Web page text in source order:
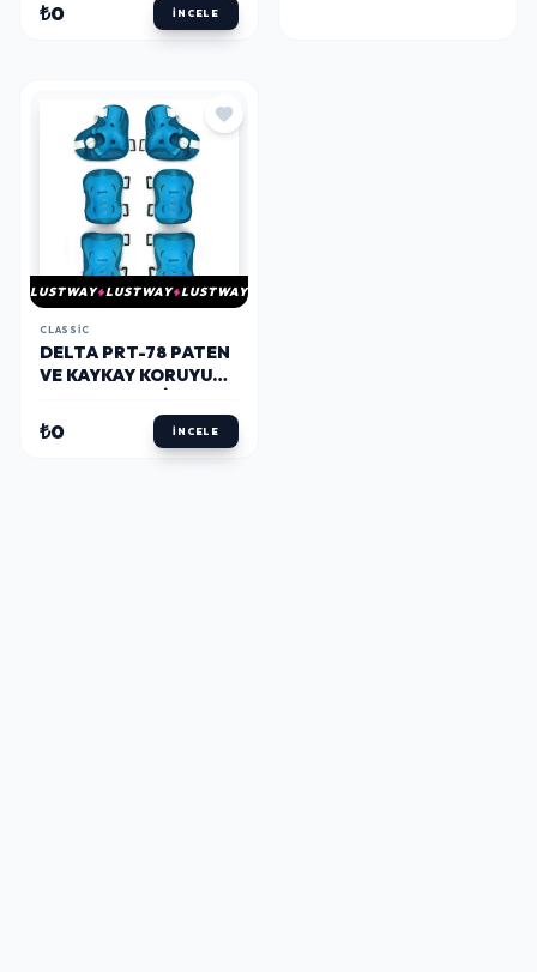
₺0 İNCELE
LUSTWAY LUSTWAY LUSTWAY
CLASSIC
DELTA PRT-78 PATEN
VE KAYKAY KORUYUCU
BEDEN
₺0 İNCELE